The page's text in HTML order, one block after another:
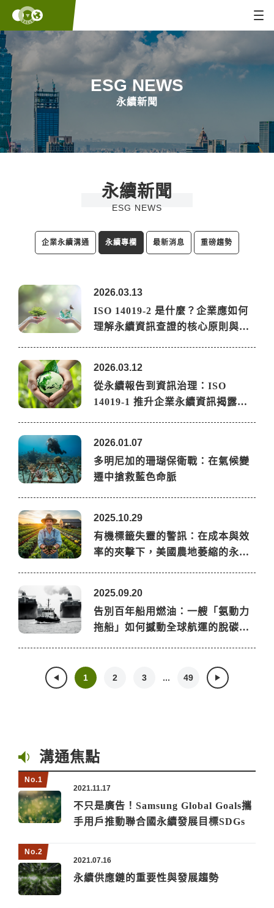
ESG NEWS
永續新聞
永續新聞
ESG NEWS
企業永續溝通 永續專欄 最新消息 重磅趨勢
2026.03.13
ISO 14019-2 是什麼？企業應如何
理解永續資訊查證的核心原則與…
2026.03.12
從永續報告到資訊治理：ISO
14019-1 推升企業永續資訊揭露…
2026.01.07
多明尼加的珊瑚保衛戰：在氣候變
遷中搶救藍色命脈
2025.10.29
有機標籤失靈的警訊：在成本與效
率的夾擊下，美國農地萎縮的永…
2025.09.20
告別百年船用燃油：一艘「氨動力
拖船」如何撼動全球航運的脫碳…
1 2 3 ... 49
溝通焦點
2021.11.17
不只是廣告！Samsung Global Goals攜
手用戶推動聯合國永續發展目標SDGs
2021.07.16
永續供應鏈的重要性與發展趨勢